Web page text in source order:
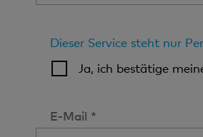
Dieser Service steht nur
Ja, ich bestätige
E-Mail *